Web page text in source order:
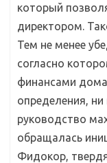
который
директором.
Тем не менее
согласно
финансами
определения,
руководство
обращалась
Фидокор,